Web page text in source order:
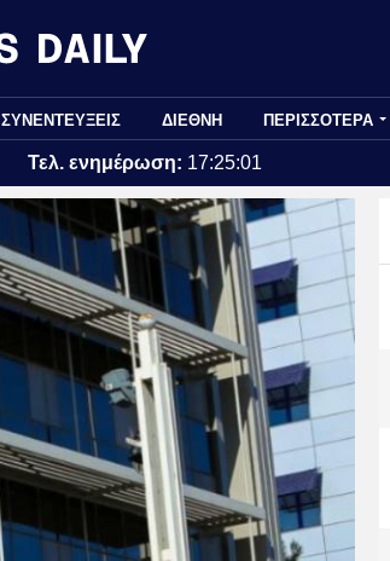
ΣΥΝΕΝΤΕΥΞΕΙΣ ΔΙΕΘΝΗ ΠΕΡΙΣΣΟΤΕΡΑ
Τελ. ενημέρωση: 17:25:01